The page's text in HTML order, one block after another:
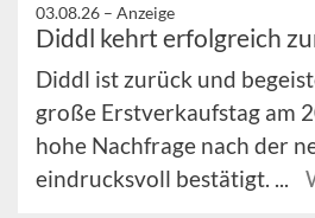
03.08.26 – Anzeige
Diddl kehrt erfolgreich
Diddl ist zurück und
große Erstverkaufstag am
hohe Nachfrage nach der
eindrucksvoll bestätigt. ...